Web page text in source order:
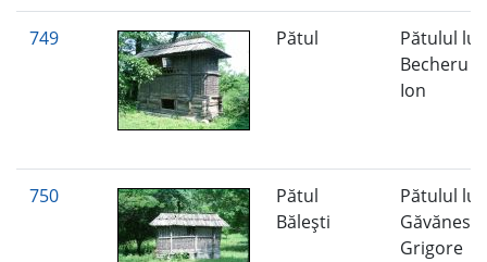
749 Pătul
Pătulul lui
Becheru V.
Ion
750
Pătul
Băleşti
Pătulul lui
Grigore